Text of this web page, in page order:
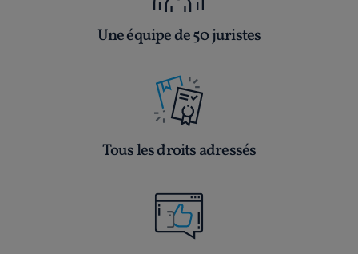
Une équipe de 50 juristes
Tous les droits adressés